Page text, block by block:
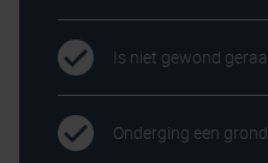
Is niet gewond
Onderging een